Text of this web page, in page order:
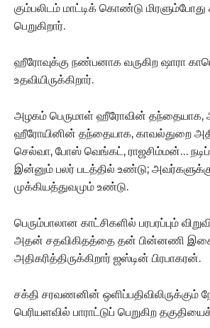
கும்பலிடம் மாட்டிக் கொண்டு
பெறுகிறார்.
ஹீரோவுக்கு நண்பனாக வருகிற ஷாரா
உதவியிருக்கிறார்.
அழகம் பெருமாள் ஹீரோவின் தந்தையாக,
ஹீரோயினின் தந்தையாக, காவல்துறை
செல்வா, போஸ் வெங்கட், ராஜசிம்மன்…
இன்னும் பலர் படத்தில் உண்டு;
முக்கியத்துவமும் உண்டு.
பெரும்பாலான காட்சிகளில் பரபரப்பும்
அதன் சதவிகிதத்தை தன் பின்னணி
அதிகரித்திருக்கிறார் ஜஸ்டின் பிரபாகரன்.
சக்தி சரவணனின் ஒளிப்பதிவிலிருக்கும்
பெரியளவில் பாராட்டுப் பெறுகிற